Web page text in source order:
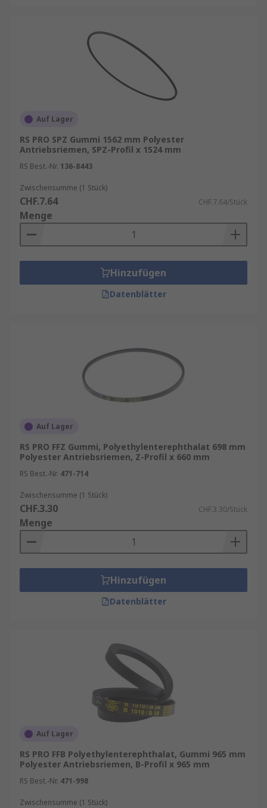
Auf Lager
RS PRO SPZ Gummi 1562 mm Polyester
Antriebsriemen, SPZ-Profil x 1524 mm
RS Best.-Nr. 136-8443
Zwischensumme (1 Stück)
CHF.7.64 CHF.7.64/Stück
Menge
Hinzufügen
Datenblätter
Auf Lager
RS PRO FFZ Gummi, Polyethylenterephthalat 698 mm
Polyester Antriebsriemen, Z-Profil x 660 mm
RS Best.-Nr. 471-714
Zwischensumme (1 Stück)
CHF.3.30 CHF.3.30/Stück
Menge
Hinzufügen
Datenblätter
Auf Lager
RS PRO FFB Polyethylenterephthalat, Gummi 965 mm
Polyester Antriebsriemen, B-Profil x 965 mm
RS Best.-Nr. 471-998
Zwischensumme (1 Stück)